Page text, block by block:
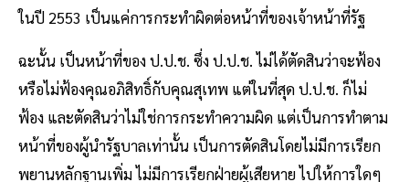
ในปี 2553 เป็นแค่การกระทำผิดต่อหน้าที่ของเจ้าหน้าที่รัฐ
ฉะนั้น เป็นหน้าที่ของ ป.ป.ช. ซึ่ง ป.ป.ช. ไม่ได้ตัดสินว่าจะฟ้อง
หรือไม่ฟ้องคุณอภิสิทธิ์กับคุณสุเทพ แต่ในที่สุด ป.ป.ช. ก็ไม่
ฟ้อง และตัดสินว่าไม่ใช่การกระทำความผิด แต่เป็นการทำตาม
หน้าที่ของผู้นำรัฐบาลเท่านั้น เป็นการตัดสินโดยไม่มีการเรียก
พยานหลักฐานเพิ่ม ไม่มีการเรียกฝ่ายผู้เสียหาย ไปให้การใดๆ